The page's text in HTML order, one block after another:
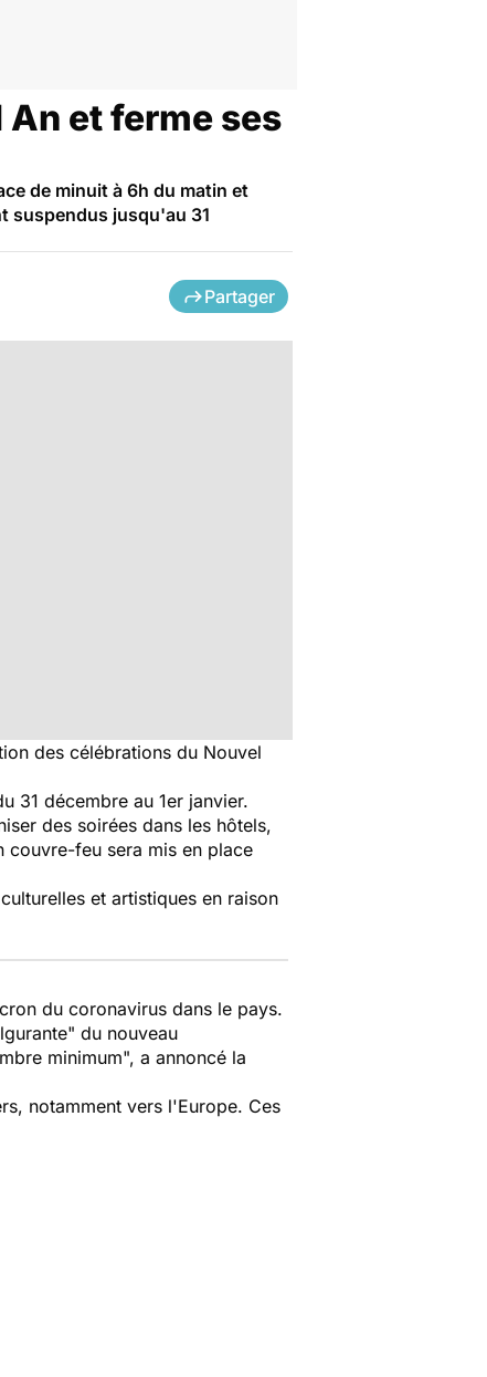
et ferme ses
de minuit à 6h du matin et
suspendus jusqu'au 31
Partager
des célébrations du Nouvel
31 décembre au 1er janvier.
des soirées dans les hôtels,
couvre-feu sera mis en place
et artistiques en raison
du coronavirus dans le pays.
du nouveau
minimum", a annoncé la
notamment vers l'Europe. Ces